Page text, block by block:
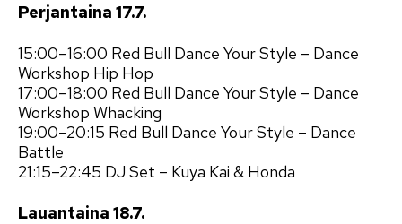
Perjantaina 17.7.
15:00–16:00 Red Bull Dance Your Style – Dance
Workshop Hip Hop
17:00–18:00 Red Bull Dance Your Style – Dance
Workshop Whacking
19:00–20:15 Red Bull Dance Your Style – Dance
Battle
21:15–22:45 DJ Set – Kuya Kai & Honda
Lauantaina 18.7.